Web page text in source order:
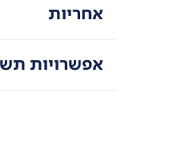
אחריות
אפשרויות